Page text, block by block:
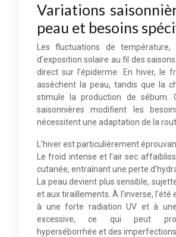
Variations
peau et besoins
Les fluctuations de température,
d’exposition solaire au fil des
direct sur l’épiderme. En hiver, le
assèchent la peau, tandis que la
stimule la production de sébum.
saisonnières modifient les
nécessitent une adaptation de la
L’hiver est particulièrement
Le froid intense et l’air sec
cutanée, entraînant une perte
La peau devient plus sensible,
et aux tiraillements. À l’inverse, l’été
à une forte radiation UV et à
excessive, ce qui peut
hyperséborrhée et des imperfections.